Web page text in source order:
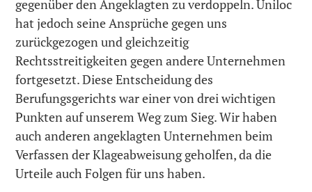
gegenüber den Angeklagten zu verdoppeln. Uniloc
hat jedoch seine Ansprüche gegen uns
zurückgezogen und gleichzeitig
Rechtsstreitigkeiten gegen andere Unternehmen
fortgesetzt. Diese Entscheidung des
Berufungsgerichts war einer von drei wichtigen
Punkten auf unserem Weg zum Sieg. Wir haben
auch anderen angeklagten Unternehmen beim
Verfassen der Klageabweisung geholfen, da die
Urteile auch Folgen für uns haben.